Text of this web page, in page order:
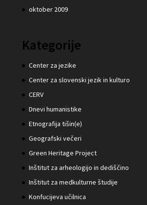
oktober 2009
Kategorije
Center za jezike
Center za slovenski jezik in kulturo
CERV
Dnevi humanistike
Etnografija tišin(e)
Geografski večeri
Green Heritage Project
Inštitut za arheologijo in dediščino
Inštitut za medkulturne študije
Konfucijeva učilnica